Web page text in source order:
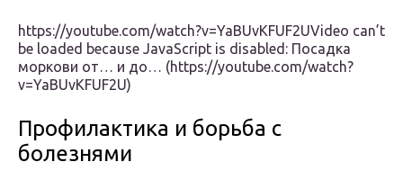
https://youtube.com/watch?v=YaBUvKFUF2UVideo can’t
be loaded because JavaScript is disabled: Посадка
моркови от… и до… (https://youtube.com/watch?
v=YaBUvKFUF2U)
Профилактика и борьба с
болезнями